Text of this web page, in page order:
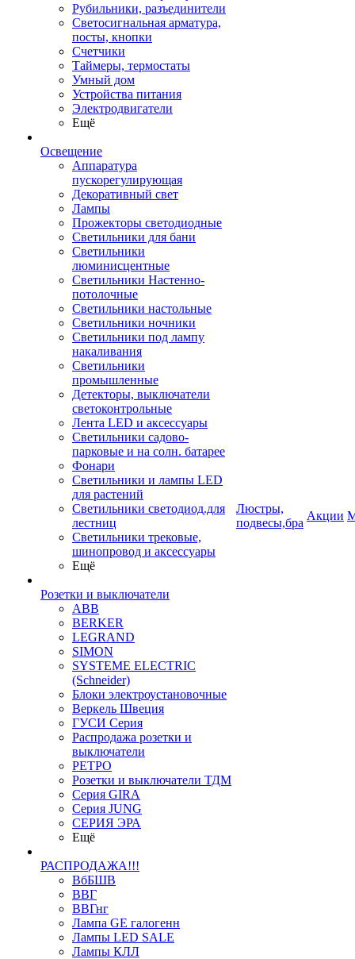
Рубильники, разъединители
Светосигнальная арматура,
посты, кнопки
Счетчики
Таймеры, термостаты
Умный дом
Устройства питания
Электродвигатели
Ещё
Освещение
Аппаратура
пускорегулирующая
Декоративный свет
Лампы
Прожекторы светодиодные
Светильники для бани
Светильники
люминисцентные
Светильники Настенно-
потолочные
Светильники настольные
Светильники ночники
Светильники под лампу
накаливания
Светильники
промышленные
Детекторы, выключатели
светоконтрольные
Лента LED и аксессуары
Светильники садово-
парковые и на солн. батарее
Фонари
Светильники и лампы LED
для растений
Светильники светодиод.для
лестниц
Светильники трековые,
шинопровод и аксессуары
Ещё
Розетки и выключатели
ABB
BERKER
LEGRAND
SIMON
SYSTEME ELECTRIC
(Schneider)
Блоки электроустановочные
Веркель Швеция
ГУСИ Серия
Распродажа розетки и
выключатели
РЕТРО
Розетки и выключатели ТДМ
Серия GIRA
Серия JUNG
СЕРИЯ ЭРА
Ещё
РАСПРОДАЖА!!!
ВбБШВ
ВВГ
ВВГнг
Лампа GE галогенн
Лампы LED SALE
Лампы КЛЛ
Люстры,
подвесы,бра
Акции